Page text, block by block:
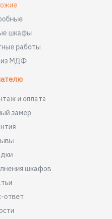
шкафы
работы
из МДФ
и оплата
замер
шкафов
ответ